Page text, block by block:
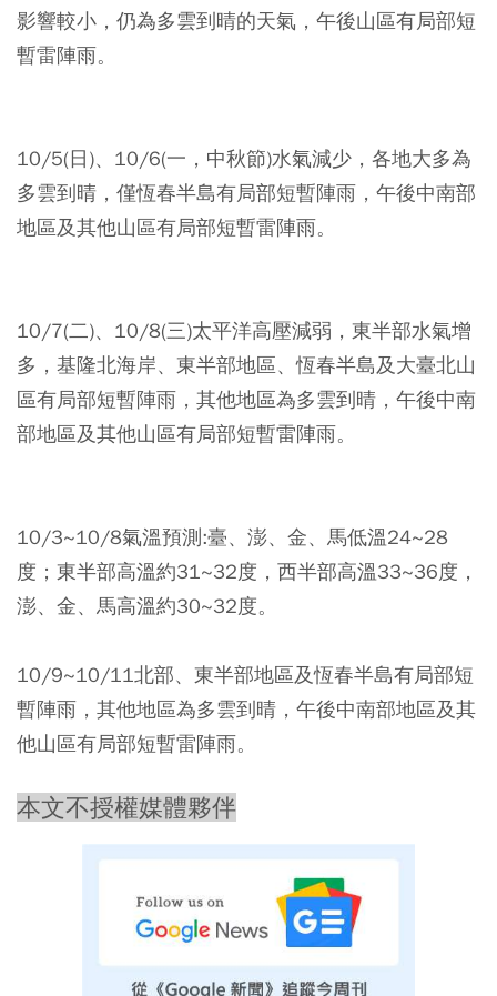
影響較小，仍為多雲到晴的天氣，午後山區有局部短
暫雷陣雨。
10/5(日)、10/6(一，中秋節)水氣減少，各地大多為
多雲到晴，僅恆春半島有局部短暫陣雨，午後中南部
地區及其他山區有局部短暫雷陣雨。
10/7(二)、10/8(三)太平洋高壓減弱，東半部水氣增
多，基隆北海岸、東半部地區、恆春半島及大臺北山
區有局部短暫陣雨，其他地區為多雲到晴，午後中南
部地區及其他山區有局部短暫雷陣雨。
10/3~10/8氣溫預測:臺、澎、金、馬低溫24~28
度；東半部高溫約31~32度，西半部高溫33~36度，
澎、金、馬高溫約30~32度。
10/9~10/11北部、東半部地區及恆春半島有局部短
暫陣雨，其他地區為多雲到晴，午後中南部地區及其
他山區有局部短暫雷陣雨。
本文不授權媒體夥伴